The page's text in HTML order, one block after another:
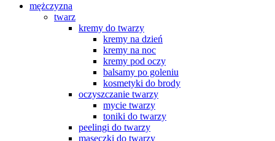
mężczyzna
twarz
kremy do twarzy
kremy na dzień
kremy na noc
kremy pod oczy
balsamy po goleniu
kosmetyki do brody
oczyszczanie twarzy
mycie twarzy
toniki do twarzy
peelingi do twarzy
maseczki do twarzy